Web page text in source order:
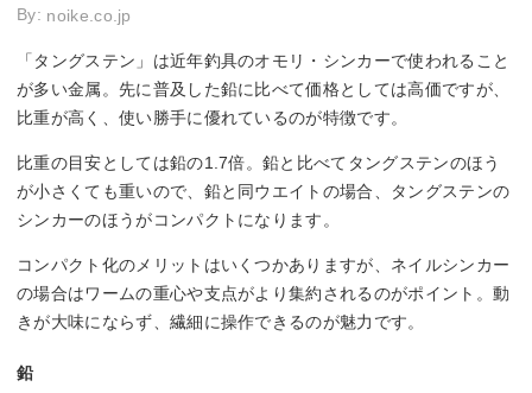
By: noike.co.jp
「タングステン」は近年釣具のオモリ・シンカーで使われること
が多い金属。先に普及した鉛に比べて価格としては高価ですが、
比重が高く、使い勝手に優れているのが特徴です。
比重の目安としては鉛の1.7倍。鉛と比べてタングステンのほう
が小さくても重いので、鉛と同ウエイトの場合、タングステンの
シンカーのほうがコンパクトになります。
コンパクト化のメリットはいくつかありますが、ネイルシンカー
の場合はワームの重心や支点がより集約されるのがポイント。動
きが大味にならず、繊細に操作できるのが魅力です。
鉛